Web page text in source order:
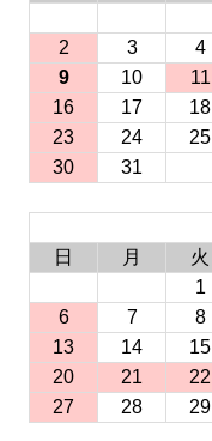
2
3 4
9
10 11
16
17 18
23
24 25
30
31
日 月 火
1
6
7 8
13
14 15
20
21 22
27
28 29